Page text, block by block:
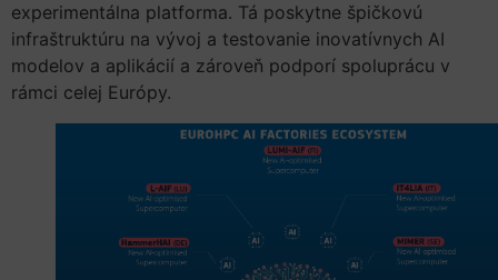
experimentálna platforma. Tá poskytne špičkovú
infraštruktúru na vývoj a testovanie inovatívnych AI
modelov a aplikácií a zároveň podporí spoluprácu v
rámci celej Európy.